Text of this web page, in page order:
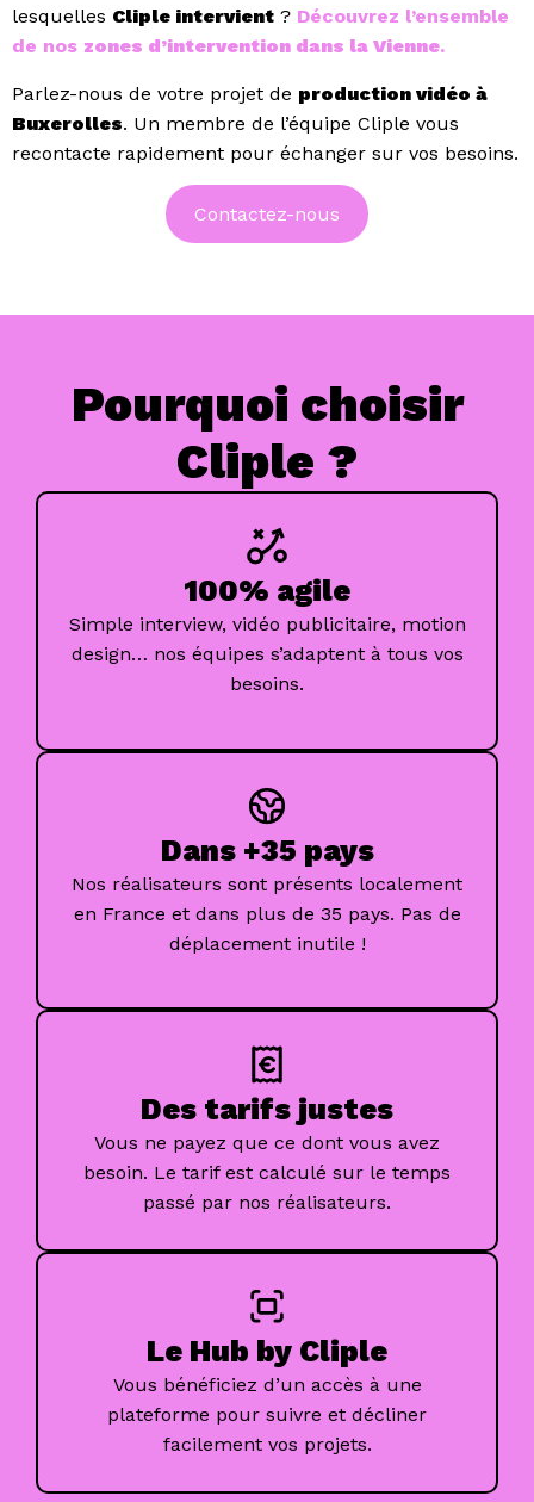
lesquelles Cliple intervient ? Découvrez l’ensemble
de nos zones d’intervention dans la Vienne.
Parlez-nous de votre projet de production vidéo à
Buxerolles. Un membre de l’équipe Cliple vous
recontacte rapidement pour échanger sur vos besoins.
Contactez-nous
Pourquoi choisir
Cliple ?
100% agile
Simple interview, vidéo publicitaire, motion
design… nos équipes s’adaptent à tous vos
besoins.
Dans +35 pays
Nos réalisateurs sont présents localement
en France et dans plus de 35 pays. Pas de
déplacement inutile !
Des tarifs justes
Vous ne payez que ce dont vous avez
besoin. Le tarif est calculé sur le temps
passé par nos réalisateurs.
Le Hub by Cliple
Vous bénéficiez d’un accès à une
plateforme pour suivre et décliner
facilement vos projets.